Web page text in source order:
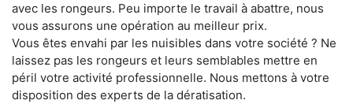
avec les rongeurs. Peu importe le travail à abattre, nous
vous assurons une opération au meilleur prix.
Vous êtes envahi par les nuisibles dans votre société ? Ne
laissez pas les rongeurs et leurs semblables mettre en
péril votre activité professionnelle. Nous mettons à votre
disposition des experts de la dératisation.